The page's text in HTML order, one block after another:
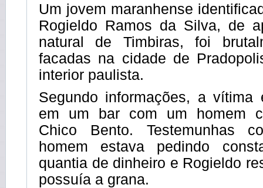
Um jovem maranhense
Rogieldo Ramos da Silva, de
natural de Timbiras, foi
facadas na cidade de
interior paulista.
Segundo informações, a vítima
em um bar com um homem
Chico Bento. Testemunhas
homem estava pedindo
quantia de dinheiro e Rogieldo
possuía a grana.